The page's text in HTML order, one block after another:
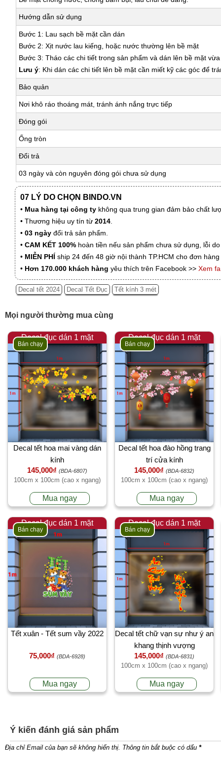
Hướng dẫn sử dụng
Bước 1: Lau sạch bề mặt cần dán
Bước 2: Xịt nước lau kiếng, hoặc nước thường lên bề mặt
Bước 3: Tháo các chi tiết trong sản phẩm và dán lên bề mặt
Lưu ý: Khi dán các chi tiết lên bề mặt cần miết kỹ các góc để
Bảo quản
Nơi khô ráo thoáng mát, tránh ánh nắng trực tiếp
Đóng gói
Ống tròn
Đổi trả
03 ngày và còn nguyên đóng gói chưa sử dụng
07 LÝ DO CHỌN BINDO.VN
• Mua hàng tại công ty không qua trung gian đảm bảo chất
• Thương hiệu uy tín từ 2014.
• 03 ngày đổi trả sản phẩm.
• CAM KẾT 100% hoàn tiền nếu sản phẩm chưa sử dụng, lỗi
• MIỄN PHÍ ship 24 đến 48 giờ nội thành TP.HCM cho đơn
• Hơn 170.000 khách hàng yêu thích trên Facebook >> Xem
Decal tết 2024 Decal Tết Đục Tết kính 3 mét
Mọi người thường mua cùng
Decal đục dán 1 mặt
Bán chạy
Decal tết hoa mai vàng dán
kính
145,000₫ (BDA-6807)
100cm x 100cm (cao x ngang)
Mua ngay
Decal đục dán 1 mặt
Bán chạy
Decal tết hoa đào hồng trang
trí cửa kính
145,000₫ (BDA-6832)
100cm x 100cm (cao x ngang)
Mua ngay
Decal đục dán 1 mặt
Bán chạy
Tết xuân - Tết sum vầy 2022
75,000₫ (BDA-6928)
Mua ngay
Decal đục dán 1 mặt
Bán chạy
Decal tết chữ vạn sự như ý an
khang thịnh vượng
145,000₫ (BDA-6831)
100cm x 100cm (cao x ngang)
Mua ngay
Ý kiến đánh giá sản phẩm
Địa chỉ Email của bạn sẽ không hiển thị. Thông tin bắt buộc có dấu *